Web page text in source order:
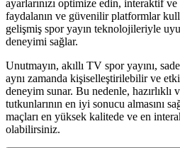
ayarlarınızı optimize edin, interaktif
faydalanın ve güvenilir platformlar
gelişmiş spor yayın teknolojileriyle
deneyimi sağlar.
Unutmayın, akıllı TV spor yayını,
aynı zamanda kişiselleştirilebilir ve
deneyim sunar. Bu nedenle,
tutkunlarının en iyi sonucu almasını
maçları en yüksek kalitede ve en
olabilirsiniz.